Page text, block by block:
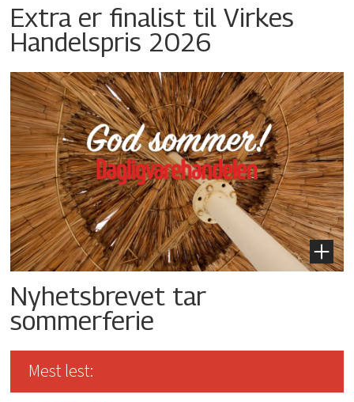
Extra er finalist til Virkes
Handelspris 2026
Nyhetsbrevet tar
sommerferie
Mest lest: